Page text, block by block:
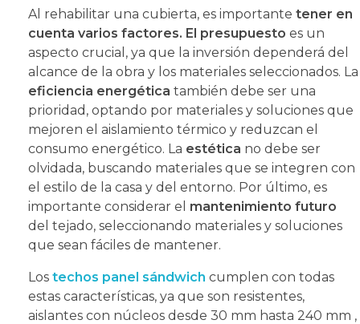
Al rehabilitar una cubierta, es importante tener en
cuenta varios factores. El presupuesto es un
aspecto crucial, ya que la inversión dependerá del
alcance de la obra y los materiales seleccionados. La
eficiencia energética también debe ser una
prioridad, optando por materiales y soluciones que
mejoren el aislamiento térmico y reduzcan el
consumo energético. La estética no debe ser
olvidada, buscando materiales que se integren con
el estilo de la casa y del entorno. Por último, es
importante considerar el mantenimiento futuro
del tejado, seleccionando materiales y soluciones
que sean fáciles de mantener.
Los techos panel sándwich cumplen con todas
estas características, ya que son resistentes,
aislantes con núcleos desde 30 mm hasta 240 mm ,